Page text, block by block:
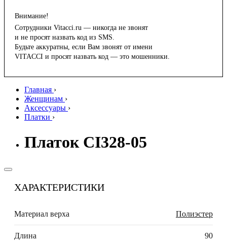
Внимание!
Сотрудники Vitacci.ru — никогда не звонят
и не просят назвать код из SMS.
Будьте аккуратны, если Вам звонят от имени
VITACCI и просят назвать код — это мошенники.
Главная ›
Женщинам ›
Аксессуары ›
Платки ›
Платок CI328-05
ХАРАКТЕРИСТИКИ
Материал верха Полиэстер
Длина 90